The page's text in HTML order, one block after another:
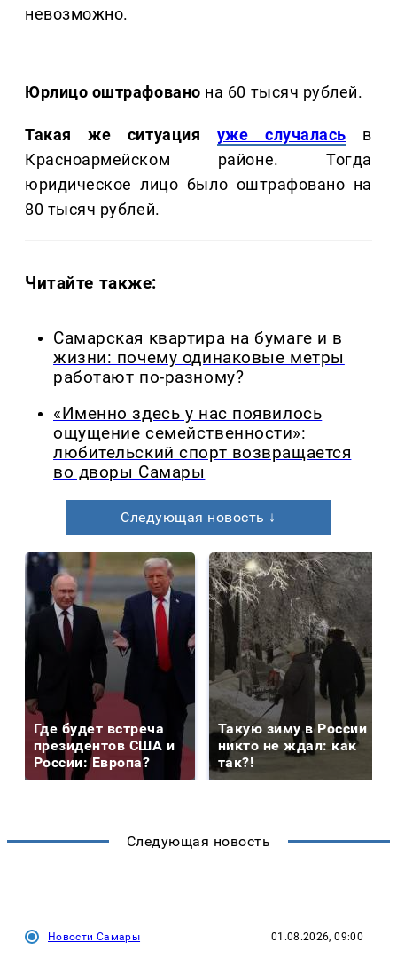
невозможно.
Юрлицо оштрафовано на 60 тысяч рублей.
Такая же ситуация уже случалась
в
Красноармейском районе. Тогда
юридическое лицо было оштрафовано на
80 тысяч рублей.
Читайте также:
Самарская квартира на бумаге и в
жизни: почему одинаковые метры
работают по-разному?
«Именно здесь у нас появилось
ощущение семейственности»:
любительский спорт возвращается
во дворы Самары
Следующая новость ↓
Где будет встреча
президентов США и
России: Европа?
Такую зиму в России
никто не ждал: как
так?!
Следующая новость
Новости Самары 01.08.2026, 09:00